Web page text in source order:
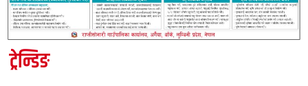
ट्रेन्डिङ